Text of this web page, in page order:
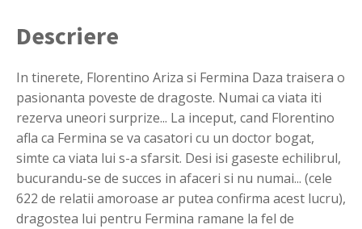
Descriere
In tinerete, Florentino Ariza si Fermina Daza traisera o
pasionanta poveste de dragoste. Numai ca viata iti
rezerva uneori surprize... La inceput, cand Florentino
afla ca Fermina se va casatori cu un doctor bogat,
simte ca viata lui s-a sfarsit. Desi isi gaseste echilibrul,
bucurandu-se de succes in afaceri si nu numai... (cele
622 de relatii amoroase ar putea confirma acest lucru),
dragostea lui pentru Fermina ramane la fel de